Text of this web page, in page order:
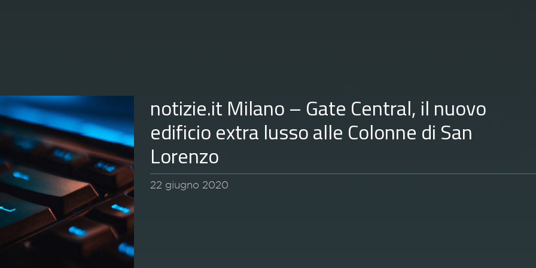
notizie.it Milano – Gate Central, il nuovo
edificio extra lusso alle Colonne di San
Lorenzo
22 giugno 2020